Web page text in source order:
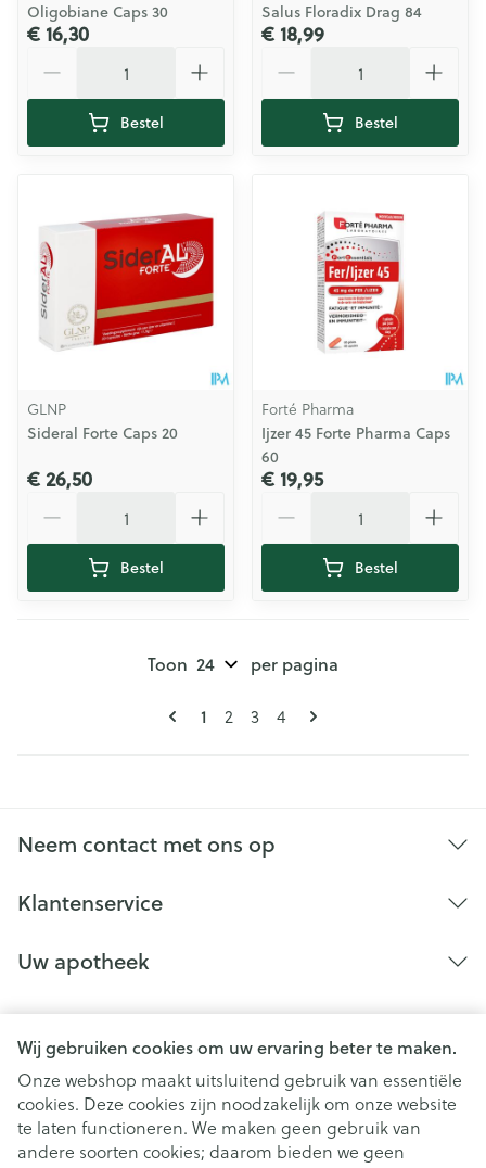
Wij gebruiken cookies om uw ervaring beter te maken.
Onze webshop maakt uitsluitend gebruik van essentiële
cookies. Deze cookies zijn noodzakelijk om onze website
te laten functioneren. We maken geen gebruik van
andere soorten cookies; daarom bieden we geen
Oligobiane Caps 30
€ 16,30
Bestel
Salus Floradix Drag 84
€ 18,99
Bestel
GLNP
Sideral Forte Caps 20
€ 26,50
Bestel
Forté Pharma
Ijzer 45 Forte Pharma Caps
60
€ 19,95
Bestel
Pagina's
U lees momenteel pagina
1 Pagina
2 Pagina
3 Pagina
4
Toon per pagina
Neem contact met ons op
Klantenservice
Uw apotheek